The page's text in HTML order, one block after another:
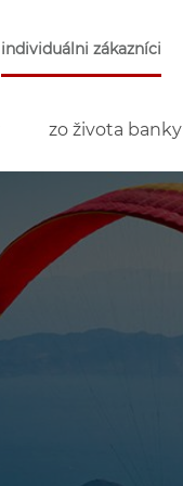
individuálni zákazníci
zo života banky